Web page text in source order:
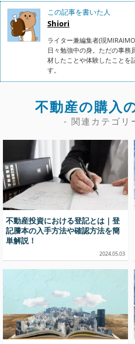
この記事を書いた人
Shiori
ライター兼編集者(現
日々勉強中の身。ただの事務
材したことや体験したことを
す。
不動産の購入
- 関連カテゴリ
不動産投資における登記とは｜登
記謄本の入手方法や確認方法を簡
単解説！
2024.05.03